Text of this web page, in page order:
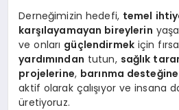
Derneğimizin hedefi, temel
karşılayamayan bireylerin
ve onları güçlendirmek için
yardımından tutun, sağlık
projelerine, barınma desteğine
aktif olarak çalışıyor ve insana
üretiyoruz.